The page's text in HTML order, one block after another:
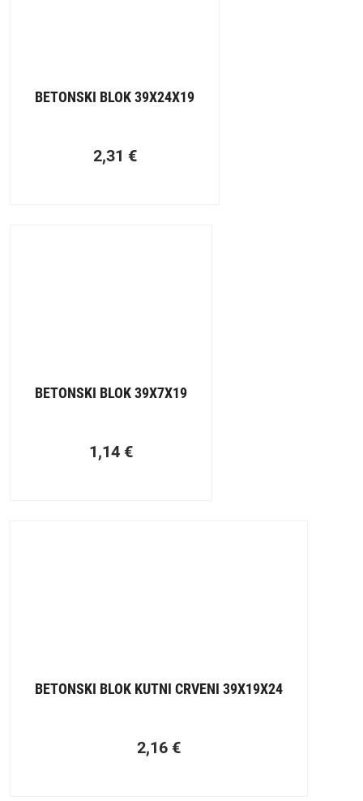
BETONSKI BLOK 39X24X19
2,31 €
BETONSKI BLOK 39X7X19
1,14 €
BETONSKI BLOK KUTNI CRVENI 39X19X24
2,16 €